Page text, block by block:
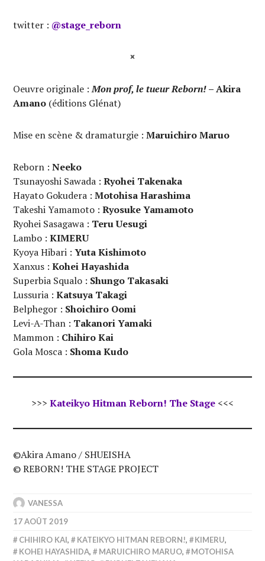
twitter : @stage_reborn
¤
Oeuvre originale :Mon prof, le tueur Reborn!– Akira
Amano (éditions Glénat)
Mise en scène & dramaturgie :Maruichiro Maruo
Reborn :Neeko
Tsunayoshi Sawada :Ryohei Takenaka
Hayato Gokudera :Motohisa Harashima
Takeshi Yamamoto :Ryosuke Yamamoto
Ryohei Sasagawa : Teru Uesugi
Lambo :KIMERU
Kyoya Hibari :Yuta Kishimoto
Xanxus :Kohei Hayashida
Superbia Squalo : Shungo Takasaki
Lussuria :Katsuya Takagi
Belphegor : Shoichiro Oomi
Levi-A-Than : Takanori Yamaki
Mammon : Chihiro Kai
Gola Mosca : Shoma Kudo
>>> Kateikyo Hitman Reborn! The Stage <<<
©Akira Amano / SHUEISHA
© REBORN! THE STAGE PROJECT
VANESSA
17 AOÛT 2019
CHIHIRO KAI, KATEIKYO HITMAN REBORN!, KIMERU,
KOHEI HAYASHIDA, MARUICHIRO MARUO,
MOTOHISA